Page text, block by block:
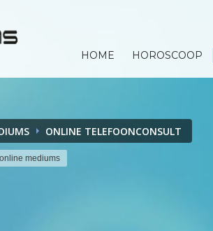
HOME HOROSCOOP
ONLINE TELEFOONCONSULT
mediums